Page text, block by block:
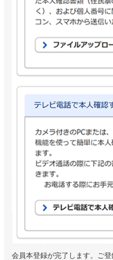
会員本登録が完了します。ご